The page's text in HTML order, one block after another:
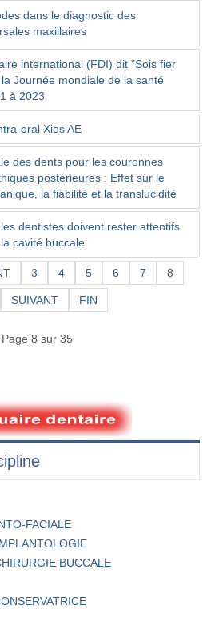
dans le diagnostic des
maxillaires
international (FDI) dit "Sois fier
Journée mondiale de la santé
à 2023
oral Xios AE
des dents pour les couronnes
postérieures : Effet sur le
la fiabilité et la translucidité
dentistes doivent rester attentifs
cavité buccale
3 4 5 6 7 8
SUIVANT FIN
Page 8 sur 35
FACIALE
BUCCALE